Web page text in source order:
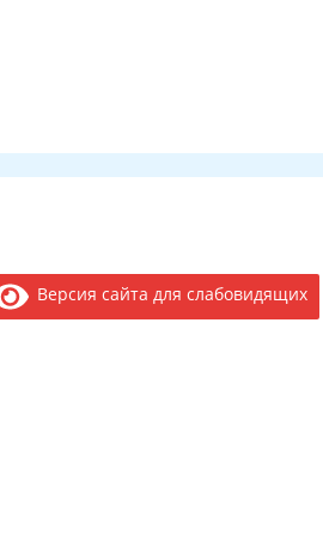
Версия сайта для слабовидящих